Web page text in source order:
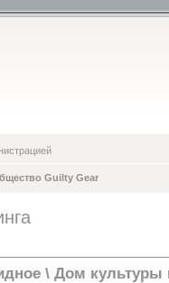
Guilty Gear
\ Дом культуры